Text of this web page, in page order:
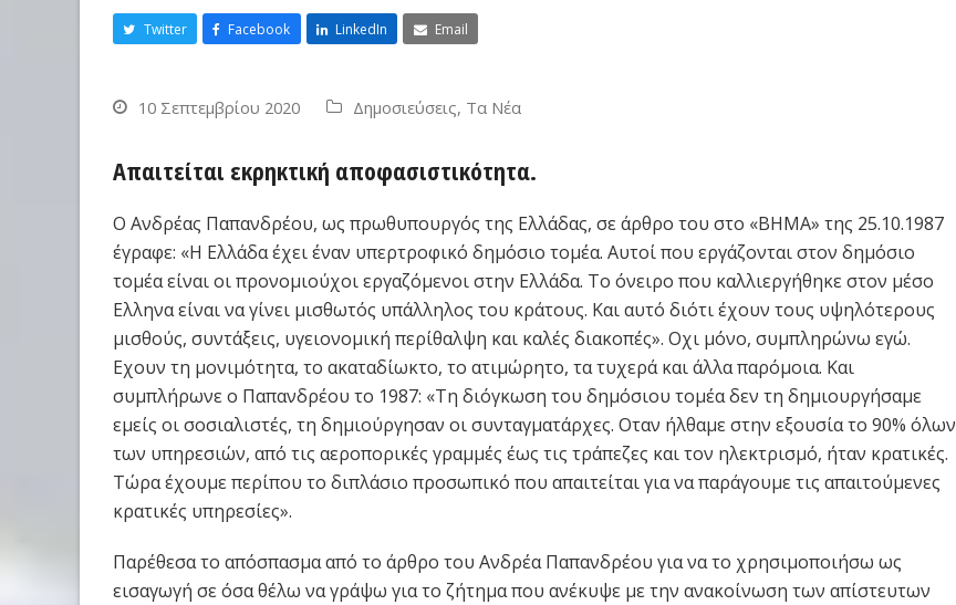
Twitter Facebook LinkedIn Email
10 Σεπτεμβρίου 2020 Δημοσιεύσεις, Τα Νέα
Απαιτείται εκρηκτική αποφασιστικότητα.
Ο Ανδρέας Παπανδρέου, ως πρωθυπουργός της Ελλάδας, σε άρθρο του στο «ΒΗΜΑ» της 25.10.1987
έγραφε: «Η Ελλάδα έχει έναν υπερτροφικό δημόσιο τομέα. Αυτοί που εργάζονται στον δημόσιο
τομέα είναι οι προνομιούχοι εργαζόμενοι στην Ελλάδα. Το όνειρο που καλλιεργήθηκε στον μέσο
Ελληνα είναι να γίνει μισθωτός υπάλληλος του κράτους. Και αυτό διότι έχουν τους υψηλότερους
μισθούς, συντάξεις, υγειονομική περίθαλψη και καλές διακοπές». Οχι μόνο, συμπληρώνω εγώ.
Εχουν τη μονιμότητα, το ακαταδίωκτο, το ατιμώρητο, τα τυχερά και άλλα παρόμοια. Και
συμπλήρωνε ο Παπανδρέου το 1987: «Τη διόγκωση του δημόσιου τομέα δεν τη δημιουργήσαμε
εμείς οι σοσιαλιστές, τη δημιούργησαν οι συνταγματάρχες. Οταν ήλθαμε στην εξουσία το 90% όλων
των υπηρεσιών, από τις αεροπορικές γραμμές έως τις τράπεζες και τον ηλεκτρισμό, ήταν κρατικές.
Τώρα έχουμε περίπου το διπλάσιο προσωπικό που απαιτείται για να παράγουμε τις απαιτούμενες
κρατικές υπηρεσίες».
Παρέθεσα το απόσπασμα από το άρθρο του Ανδρέα Παπανδρέου για να το χρησιμοποιήσω ως
εισαγωγή σε όσα θέλω να γράψω για το ζήτημα που ανέκυψε με την ανακοίνωση των απίστευτων